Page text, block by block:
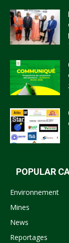
POPULAR
Environnement
Mines
News
Reportages